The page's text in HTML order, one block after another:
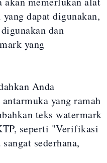
dapat digunakan,
dan
yang
Anda
yang ramah
teks watermark
seperti "Verifikasi
sederhana,